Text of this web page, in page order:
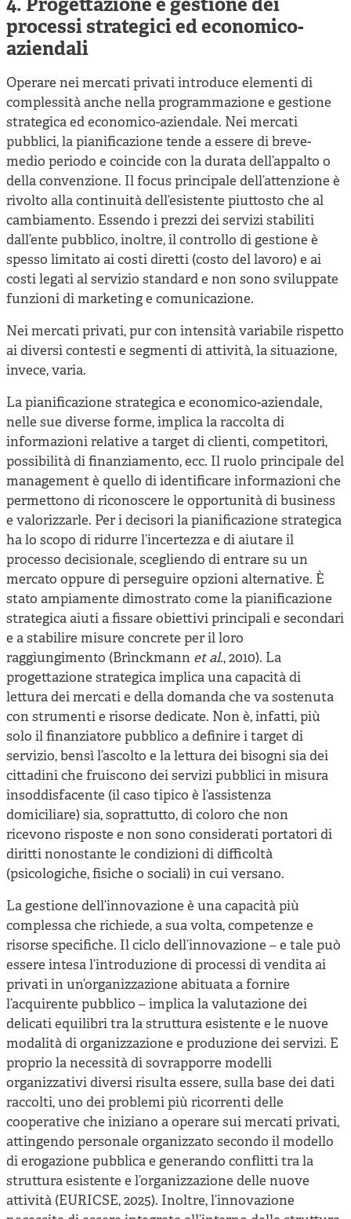
4. Progettazione e gestione dei
processi strategici ed economico-
aziendali
Operare nei mercati privati introduce elementi di
complessità anche nella programmazione e gestione
strategica ed economico-aziendale. Nei mercati
pubblici, la pianificazione tende a essere di breve-
medio periodo e coincide con la durata dell’appalto o
della convenzione. Il focus principale dell’attenzione è
rivolto alla continuità dell’esistente piuttosto che al
cambiamento. Essendo i prezzi dei servizi stabiliti
dall’ente pubblico, inoltre, il controllo di gestione è
spesso limitato ai costi diretti (costo del lavoro) e ai
costi legati al servizio standard e non sono sviluppate
funzioni di marketing e comunicazione.
Nei mercati privati, pur con intensità variabile rispetto
ai diversi contesti e segmenti di attività, la situazione,
invece, varia.
La pianificazione strategica e economico-aziendale,
nelle sue diverse forme, implica la raccolta di
informazioni relative a target di clienti, competitori,
possibilità di finanziamento, ecc. Il ruolo principale del
management è quello di identificare informazioni che
permettono di riconoscere le opportunità di business
e valorizzarle. Per i decisori la pianificazione strategica
ha lo scopo di ridurre l’incertezza e di aiutare il
processo decisionale, scegliendo di entrare su un
mercato oppure di perseguire opzioni alternative. È
stato ampiamente dimostrato come la pianificazione
strategica aiuti a fissare obiettivi principali e secondari
e a stabilire misure concrete per il loro
raggiungimento (Brinckmann et al., 2010). La
progettazione strategica implica una capacità di
lettura dei mercati e della domanda che va sostenuta
con strumenti e risorse dedicate. Non è, infatti, più
solo il finanziatore pubblico a definire i target di
servizio, bensì l’ascolto e la lettura dei bisogni sia dei
cittadini che fruiscono dei servizi pubblici in misura
insoddisfacente (il caso tipico è l’assistenza
domiciliare) sia, soprattutto, di coloro che non
ricevono risposte e non sono considerati portatori di
diritti nonostante le condizioni di difficoltà
(psicologiche, fisiche o sociali) in cui versano.
La gestione dell’innovazione è una capacità più
complessa che richiede, a sua volta, competenze e
risorse specifiche. Il ciclo dell’innovazione – e tale può
essere intesa l’introduzione di processi di vendita ai
privati in un’organizzazione abituata a fornire
l’acquirente pubblico – implica la valutazione dei
delicati equilibri tra la struttura esistente e le nuove
modalità di organizzazione e produzione dei servizi. E
proprio la necessità di sovrapporre modelli
organizzativi diversi risulta essere, sulla base dei dati
raccolti, uno dei problemi più ricorrenti delle
cooperative che iniziano a operare sui mercati privati,
attingendo personale organizzato secondo il modello
di erogazione pubblica e generando conflitti tra la
struttura esistente e l’organizzazione delle nuove
attività (EURICSE, 2025). Inoltre, l’innovazione